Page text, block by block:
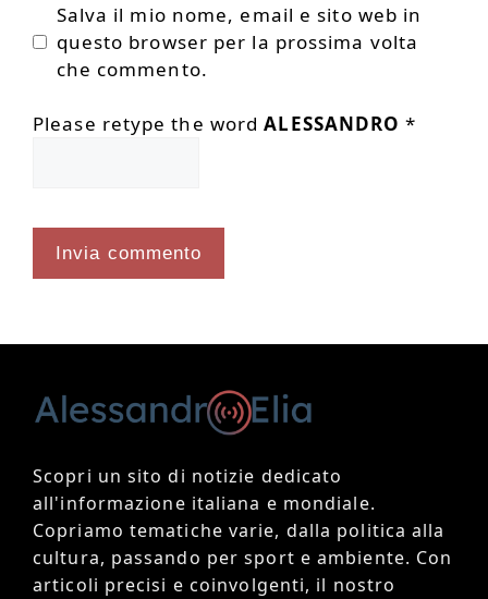
Salva il mio nome, email e sito web in
questo browser per la prossima volta
che commento.
Please retype the wordALESSANDRO *
Scopri un sito di notizie dedicato
all'informazione italiana e mondiale.
Copriamo tematiche varie, dalla politica alla
cultura, passando per sport e ambiente. Con
articoli precisi e coinvolgenti, il nostro